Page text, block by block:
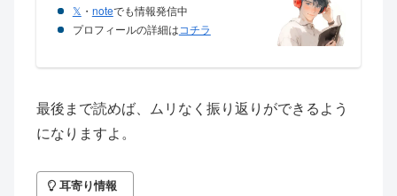
𝕏 ・ noteでも情報発信中
プロフィールの詳細はコチラ
最後まで読めば、ムリなく振り返りができるよう
になりますよ。
耳寄り情報